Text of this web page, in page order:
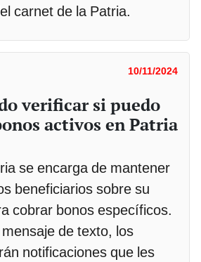
carnet de la Patria.
10/11/2024
verificar si puedo
activos en Patria
se encarga de mantener
beneficiarios sobre su
cobrar bonos específicos.
de texto, los
notificaciones que les